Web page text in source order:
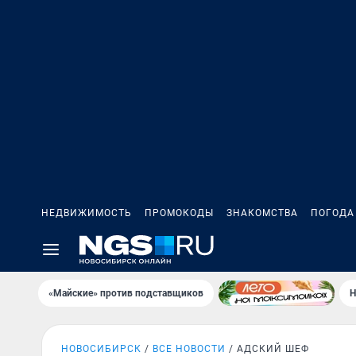
НЕДВИЖИМОСТЬ ПРОМОКОДЫ ЗНАКОМСТВА ПОГОДА
«Майские» против подставщиков
НОВОСИБИРСК ВСЕ НОВОСТИ АДСКИЙ ШЕФ